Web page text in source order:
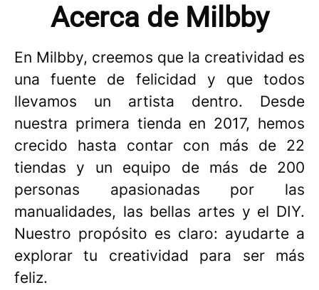
Acerca de Milbby
En Milbby, creemos que la creatividad es
una fuente de felicidad y que todos
llevamos un artista dentro. Desde
nuestra primera tienda en 2017, hemos
crecido hasta contar con más de 22
tiendas y un equipo de más de 200
personas apasionadas por las
manualidades, las bellas artes y el DIY.
Nuestro propósito es claro: ayudarte a
explorar tu creatividad para ser más
feliz. ​